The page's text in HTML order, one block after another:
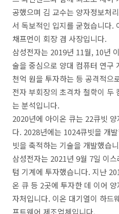
공했으며 김 교수는 양자정보처
서 독보적인 입지를 굳혔습니다.
채프먼이 회장 겸 사장입니다.
삼성전자는 2019년 11월, 10년
술을 중심으로 양대 컴퓨터 연구
천억 원을 투자하는 등 공격적으
전자 부회장의 초격차 철학이 두
는 분석입니다.
2020년에 아이온 큐는 22큐빗
다. 2028년에는 1024큐빗을 개
빗을 축적하는 기술을 개발했습
삼성전자는 2021년 9월 7일 이
텀 기계에 투자했습니다. 지난
온 큐 등 2곳에 투자한 데 이어
자처입니다. 이온 대기열이 하드
프트웨어 제조업체입니다.